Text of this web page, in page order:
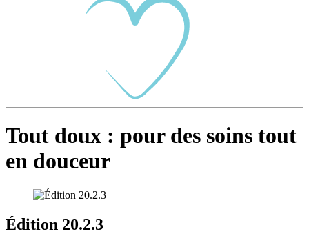
Tout doux : pour des soins tout
en douceur
Édition 20.2.3